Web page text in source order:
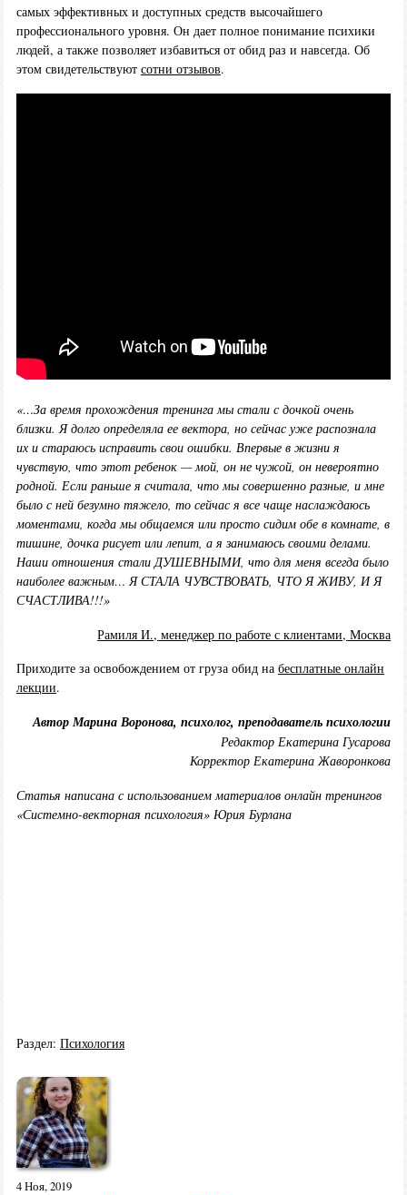
самых эффективных и доступных средств высочайшего
профессионального уровня. Он дает полное понимание психики
людей, а также позволяет избавиться от обид раз и навсегда. Об
этом свидетельствуют сотни отзывов.
«…За время прохождения тренинга мы стали с дочкой очень
близки. Я долго определяла ее вектора, но сейчас уже распознала
их и стараюсь исправить свои ошибки. Впервые в жизни я
чувствую, что этот ребенок — мой, он не чужой, он невероятно
родной. Если раньше я считала, что мы совершенно разные, и мне
было с ней безумно тяжело, то сейчас я все чаще наслаждаюсь
моментами, когда мы общаемся или просто сидим обе в комнате, в
тишине, дочка рисует или лепит, а я занимаюсь своими делами.
Наши отношения стали ДУШЕВНЫМИ, что для меня всегда было
наиболее важным… Я СТАЛА ЧУВСТВОВАТЬ, ЧТО Я ЖИВУ, И Я
СЧАСТЛИВА!!!»
Рамиля И., менеджер по работе с клиентами, Москва
Приходите за освобождением от груза обид на бесплатные онлайн
лекции.
Автор Марина Воронова, психолог, преподаватель психологии
Редактор Екатерина Гусарова
Корректор Екатерина Жаворонкова
Статья написана с использованием материалов онлайн тренингов
«Системно-векторная психология» Юрия Бурлана
Раздел: Психология
4 Ноя, 2019